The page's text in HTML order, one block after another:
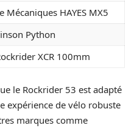
Mécaniques HAYES MX5
Python
XCR 100mm
le Rockrider 53 est adapté
expérience de vélo robuste
marques comme